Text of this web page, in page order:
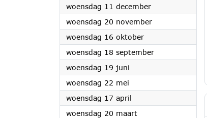
woensdag 11 december2024
woensdag 20 november2024
woensdag 16 oktober2024
woensdag 18 september2024
woensdag 19 juni
woensdag 22 mei
woensdag 17 april
woensdag 20 maart2024